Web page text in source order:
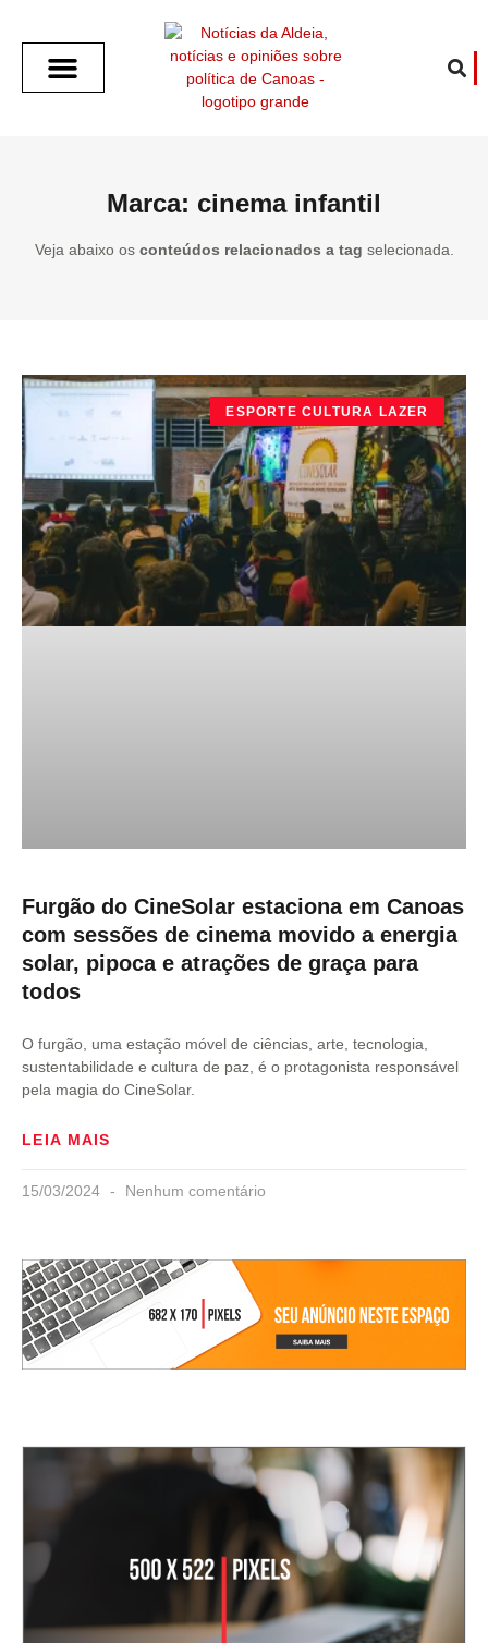
Marca: cinema infantil
Veja abaixo os conteúdos relacionados a tag selecionada.
ESPORTE CULTURA LAZER
Furgão do CineSolar estaciona em Canoas
com sessões de cinema movido a energia
solar, pipoca e atrações de graça para
todos
O furgão, uma estação móvel de ciências, arte, tecnologia,
sustentabilidade e cultura de paz, é o protagonista responsável
pela magia do CineSolar.
LEIA MAIS
15/03/2024 Nenhum comentário